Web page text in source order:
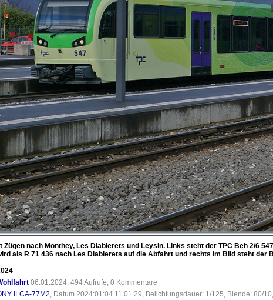
Zügen nach Monthey, Les Diablerets und Leysin. Links steht der TPC Beh 2/6
als R 71 436 nach Les Diablerets auf die Abfahrt und rechts im Bild steht der
06.01.2024, 494 Aufrufe, 0 Kommentare
ILCA-77M2, Datum 2024:01:04 11:01:29, Belichtungsdauer: 1/125, Blende: 80/